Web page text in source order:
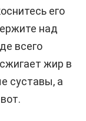
его
над
всего
жир в
суставы, а